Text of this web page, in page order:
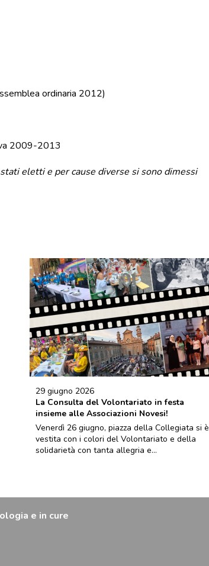
ordinaria 2012)
2009-2013
eletti e per cause diverse si sono dimessi
29 giugno 2026
La Consulta del Volontariato in festa
insieme alle Associazioni Novesi!
Venerdì 26 giugno, piazza della Collegiata si è
vestita con i colori del Volontariato e della
solidarietà con tanta allegria e...
e in cure